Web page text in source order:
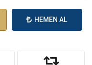
HEMEN AL